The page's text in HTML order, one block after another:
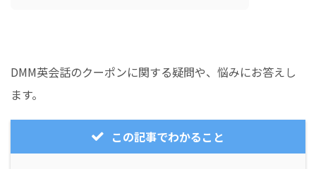
DMM英会話のクーポンに関する疑問や、悩みにお答えし
ます。
この記事でわかること